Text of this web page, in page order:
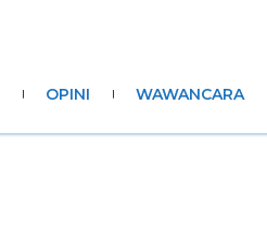
OPINI WAWANCARA